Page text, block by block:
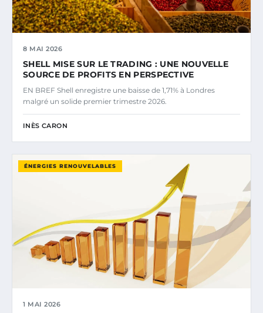
8 MAI 2026
SHELL MISE SUR LE TRADING : UNE NOUVELLE
SOURCE DE PROFITS EN PERSPECTIVE
EN BREF Shell enregistre une baisse de 1,71% à Londres
malgré un solide premier trimestre 2026.
INÈS CARON
ÉNERGIES RENOUVELABLES
1 MAI 2026